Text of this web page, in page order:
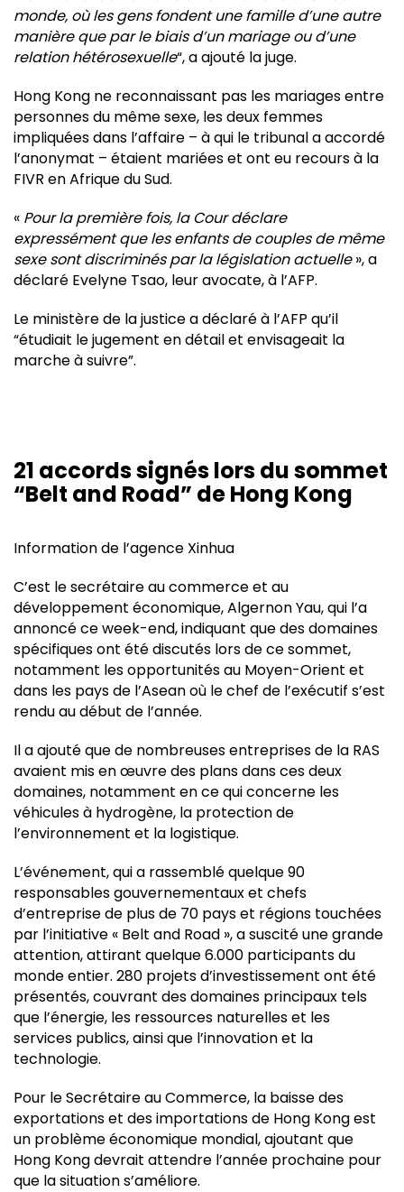
monde, où les gens fondent une famille d’une autre
manière que par le biais d’un mariage ou d’une
relation hétérosexuelle“, a ajouté la juge.
Hong Kong ne reconnaissant pas les mariages entre
personnes du même sexe, les deux femmes
impliquées dans l’affaire – à qui le tribunal a accordé
l’anonymat – étaient mariées et ont eu recours à la
FIVR en Afrique du Sud.
« Pour la première fois, la Cour déclare
expressément que les enfants de couples de même
sexe sont discriminés par la législation actuelle», a
déclaré Evelyne Tsao, leur avocate, à l’AFP.
Le ministère de la justice a déclaré à l’AFP qu’il
“étudiait le jugement en détail et envisageait la
marche à suivre”.
21 accords signés lors du sommet
“Belt and Road” de Hong Kong
Information de l’agence Xinhua
C’est le secrétaire au commerce et au
développement économique, Algernon Yau, qui l’a
annoncé ce week-end, indiquant que des domaines
spécifiques ont été discutés lors de ce sommet,
notamment les opportunités au Moyen-Orient et
dans les pays de l’Asean où le chef de l’exécutif s’est
rendu au début de l’année.
Il a ajouté que de nombreuses entreprises de la RAS
avaient mis en œuvre des plans dans ces deux
domaines, notamment en ce qui concerne les
véhicules à hydrogène, la protection de
l’environnement et la logistique.
L’événement, qui a rassemblé quelque 90
responsables gouvernementaux et chefs
d’entreprise de plus de 70 pays et régions touchées
par l’initiative « Belt and Road », a suscité une grande
attention, attirant quelque 6.000 participants du
monde entier. 280 projets d’investissement ont été
présentés, couvrant des domaines principaux tels
que l’énergie, les ressources naturelles et les
services publics, ainsi que l’innovation et la
technologie.
Pour le Secrétaire au Commerce, la baisse des
exportations et des importations de Hong Kong est
un problème économique mondial, ajoutant que
Hong Kong devrait attendre l’année prochaine pour
que la situation s’améliore.